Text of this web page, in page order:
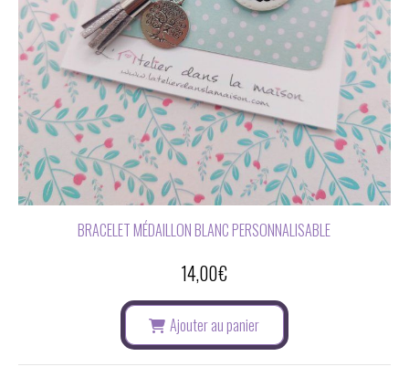
BRACELET MÉDAILLON BLANC PERSONNALISABLE
14,00€
Ajouter au panier